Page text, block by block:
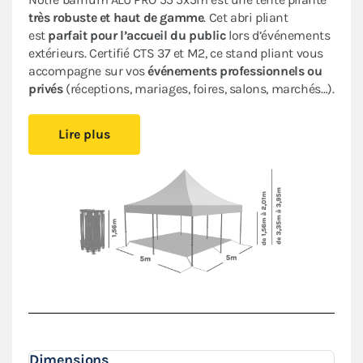
très robuste et haut de gamme. Cet abri pliant
estparfait pour l’accueil du publiclors d’événements
extérieurs.Certifié CTS 37 et M2, ce stand pliant vous
accompagne sur vosévénements professionnels ou
privés (réceptions, mariages, foires, salons, marchés…).
installer rapidement sans avoir besoin d’outil. Cette
tonnelle pliante très performante offre une
esthétique professionnelle
matériaux de qualité supérieure utilisés
garantissentla longévitéde votre tente pliante.
Sa bâche en PVC épais de 580 g/m² est
résistante et imperméable que celles des
utilisationintensive.
Lire plus